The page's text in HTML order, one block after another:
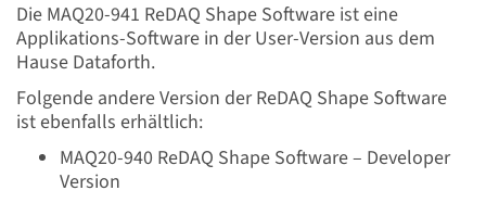
Die MAQ20-941 ReDAQ Shape Software ist eine
Applikations-Software in der User-Version aus dem
Hause Dataforth.
Folgende andere Version der ReDAQ Shape Software
ist ebenfalls erhältlich:
MAQ20-940 ReDAQ Shape Software – Developer
Version